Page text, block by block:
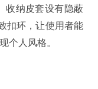
收纳皮套设有隐蔽
扣环，让使用者能
个人风格。